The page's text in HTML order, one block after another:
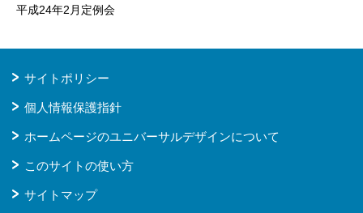
平成24年2月定例会
サイトポリシー
個人情報保護指針
ホームページのユニバーサルデザインについて
このサイトの使い方
サイトマップ